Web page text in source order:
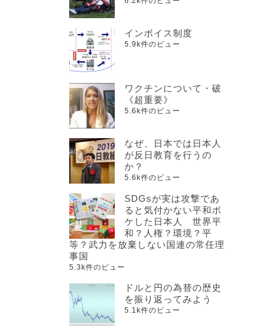
インボイス制度
5.9k件のビュー
ワクチンについて・破
《超重要》
5.6k件のビュー
なぜ、日本では日本人
が反日教育を行うの
か？
5.6k件のビュー
SDGsが実は攻撃であ
ると気付かない平和ボ
ケした日本人 世界平
和？人権？環境？平
等？武力を放棄しない国連の常任理
事国
5.3k件のビュー
ドルと円の為替の歴史
を振り返ってみよう
5.1k件のビュー